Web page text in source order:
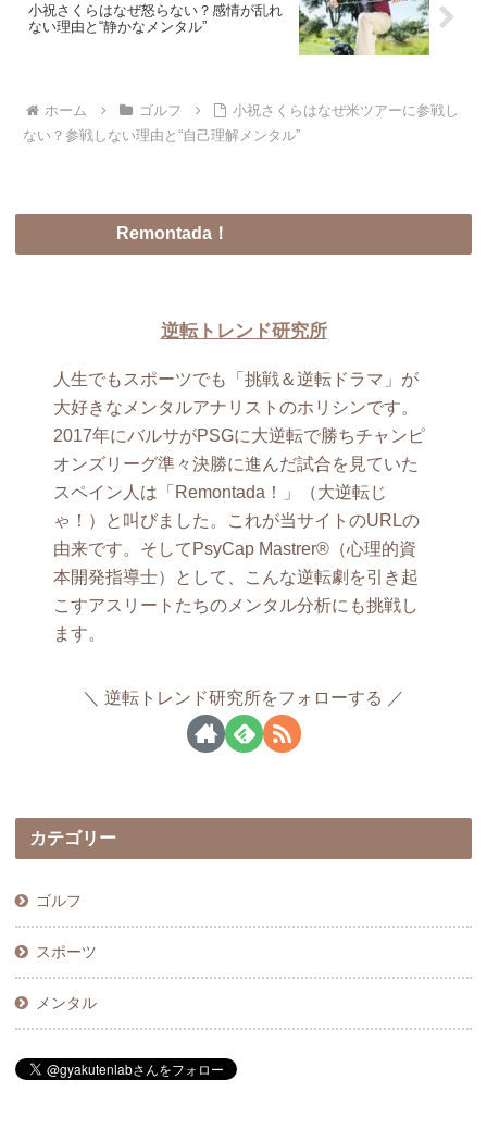
小祝さくらはなぜ怒らない？感情が乱れ
ない理由と“静かなメンタル”
ホーム ゴルフ
小祝さくらはなぜ米ツアーに参戦し
ない？参戦しない理由と“自己理解メンタル”
Remontada！
逆転トレンド研究所
人生でもスポーツでも「挑戦＆逆転ドラマ」が
大好きなメンタルアナリストのホリシンです。
2017年にバルサがPSGに大逆転で勝ちチャンピ
オンズリーグ準々決勝に進んだ試合を見ていた
スペイン人は「Remontada！」（大逆転じ
ゃ！）と叫びました。これが当サイトのURLの
由来です。そしてPsyCap Mastrer®（心理的資
本開発指導士）として、こんな逆転劇を引き起
こすアスリートたちのメンタル分析にも挑戦し
ます。
逆転トレンド研究所をフォローする
カテゴリー
ゴルフ
スポーツ
メンタル